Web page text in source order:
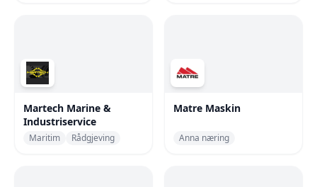
Martech Marine &
Industriservice
Maritim Rådgjeving
Matre Maskin
Anna næring